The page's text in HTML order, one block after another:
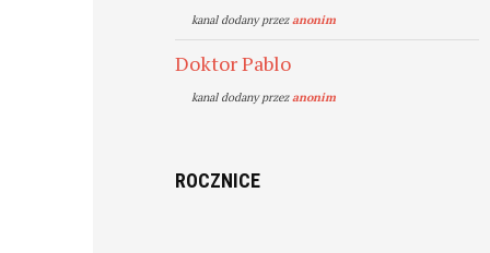
kanal dodany przezanonim
Doktor Pablo
kanal dodany przezanonim
ROCZNICE